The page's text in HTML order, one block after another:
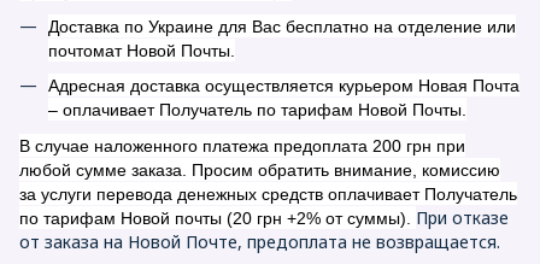
Доставка по Украине для Вас бесплатно на отделение или
почтомат Новой Почты.
Адресная доставка осуществляется курьером Новая Почта
– оплачивает Получатель по тарифам Новой Почты.
В случае наложенного платежа предоплата 200 грн при
любой сумме заказа. Просим обратить внимание, комиссию
за услуги перевода денежных средств оплачивает Получатель
по тарифам Новой почты (20 грн +2% от суммы). При отказе
от заказа на Новой Почте, предоплата не возвращается.